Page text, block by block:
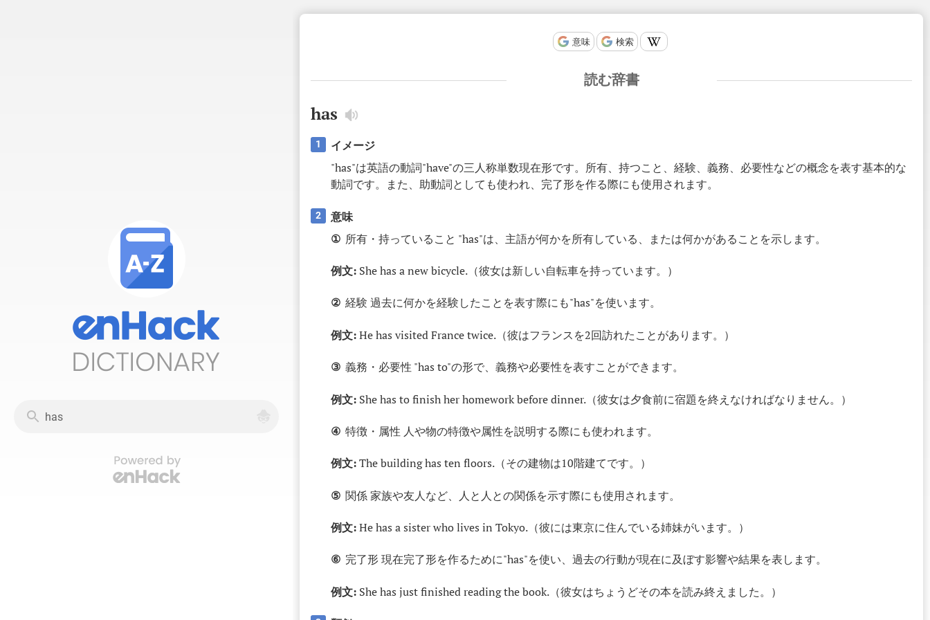
意味 検索
読む辞書
has
1
イメージ
"has"は英語の動詞"have"の三人称単数現在形です。所有、持つこと、経験、義務、必要性などの概念を表す基本的な
動詞です。また、助動詞としても使われ、完了形を作る際にも使用されます。
2
意味
① 所有・持っていること "has"は、主語が何かを所有している、または何かがあることを示します。
例文:She has a new bicycle.（彼女は新しい自転車を持っています。）
② 経験 過去に何かを経験したことを表す際にも"has"を使います。
例文:He has visited France twice.（彼はフランスを2回訪れたことがあります。）
③ 義務・必要性 "has to"の形で、義務や必要性を表すことができます。
例文:She has to finish her homework before dinner.（彼女は夕食前に宿題を終えなければなりません。）
④ 特徴・属性 人や物の特徴や属性を説明する際にも使われます。
例文:The building has ten floors.（その建物は10階建てです。）
⑤ 関係 家族や友人など、人と人との関係を示す際にも使用されます。
例文:He has a sister who lives in Tokyo.（彼には東京に住んでいる姉妹がいます。）
⑥ 完了形 現在完了形を作るために"has"を使い、過去の行動が現在に及ぼす影響や結果を表します。
例文:She has just finished reading the book.（彼女はちょうどその本を読み終えました。）